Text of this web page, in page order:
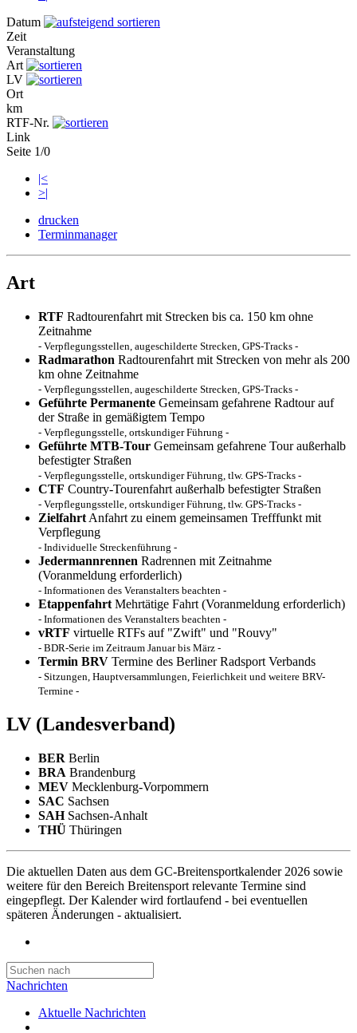
Datum
Zeit
Veranstaltung
Art
LV
Ort
km
RTF-Nr.
Link
Seite 1/0
|<
>|
drucken
Terminmanager
Art
RTF Radtourenfahrt mit Strecken bis ca. 150 km ohne
Zeitnahme
- Verpflegungsstellen, augeschilderte Strecken, GPS-Tracks -
Radmarathon Radtourenfahrt mit Strecken von mehr als 200
km ohne Zeitnahme
- Verpflegungsstellen, augeschilderte Strecken, GPS-Tracks -
Geführte Permanente Gemeinsam gefahrene Radtour auf
der Straße in gemäßigtem Tempo
- Verpflegungsstelle, ortskundiger Führung -
Geführte MTB-Tour Gemeinsam gefahrene Tour außerhalb
befestigter Straßen
- Verpflegungsstelle, ortskundiger Führung, tlw. GPS-Tracks -
CTF Country-Tourenfahrt außerhalb befestigter Straßen
- Verpflegungsstelle, ortskundiger Führung, tlw. GPS-Tracks -
Zielfahrt Anfahrt zu einem gemeinsamen Trefffunkt mit
Verpflegung
- Individuelle Streckenführung -
Jedermannrennen Radrennen mit Zeitnahme
(Voranmeldung erforderlich)
- Informationen des Veranstalters beachten -
Etappenfahrt Mehrtätige Fahrt (Voranmeldung erforderlich)
- Informationen des Veranstalters beachten -
vRTF virtuelle RTFs auf "Zwift" und "Rouvy"
- BDR-Serie im Zeitraum Januar bis März -
Termin BRV Termine des Berliner Radsport Verbands
- Sitzungen, Hauptversammlungen, Feierlichkeit und weitere BRV-
Termine -
LV (Landesverband)
BER Berlin
BRA Brandenburg
MEV Mecklenburg-Vorpommern
SAC Sachsen
SAHSachsen-Anhalt
THÜ Thüringen
Die aktuellen Daten aus dem GC-Breitensportkalender 2026 sowie
weitere für den Bereich Breitensport relevante Termine sind
eingepflegt. Der Kalender wird fortlaufend - bei eventuellen
späteren Änderungen - aktualisiert.
Nachrichten
Aktuelle Nachrichten